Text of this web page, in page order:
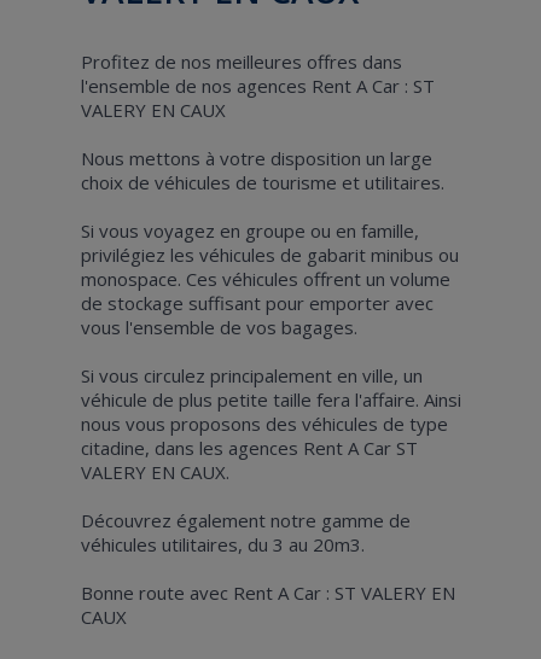
Profitez de nos meilleures offres dans
l'ensemble de nos agences Rent A Car : ST
VALERY EN CAUX
Nous mettons à votre disposition un large
choix de véhicules de tourisme et utilitaires.
Si vous voyagez en groupe ou en famille,
privilégiez les véhicules de gabarit minibus ou
monospace. Ces véhicules offrent un volume
de stockage suffisant pour emporter avec
vous l'ensemble de vos bagages.
Si vous circulez principalement en ville, un
véhicule de plus petite taille fera l'affaire. Ainsi
nous vous proposons des véhicules de type
citadine, dans les agences Rent A Car ST
VALERY EN CAUX.
Découvrez également notre gamme de
véhicules utilitaires, du 3 au 20m3.
Bonne route avec Rent A Car : ST VALERY EN
CAUX